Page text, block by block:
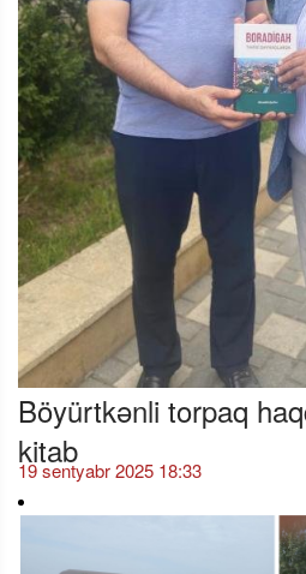
Böyürtkənli torpaq
kitab
19 sentyabr 2025 18:33